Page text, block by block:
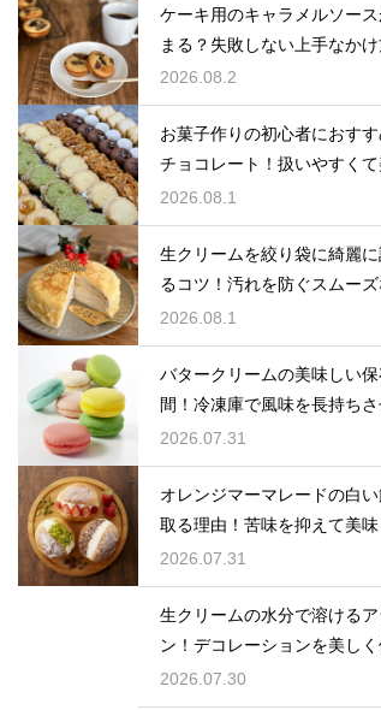
ケーキ用のキャラメルソー
まる？失敗しない上手なかけ
2026.08.2
お菓子作りの初心者におす
チョコレート！扱いやすく
しい種類を紹介
2026.08.1
生クリームを絞り袋に綺麗
るコツ！汚れを防ぐスムー
れ方
2026.08.1
バタークリームの美味しい
間！冷凍庫で風味を長持ち
コツ
2026.07.31
オレンジマーマレードの白
取る理由！苦味を抑えて美
ジャムに仕上げる
2026.07.31
生クリームの水分で溶ける
ン！デコレーションを美し
ための飾るタイミングとコツ
2026.07.30